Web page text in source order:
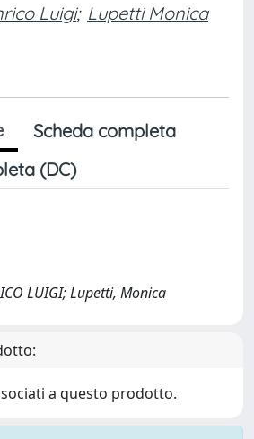
Luigi; Lupetti Monica
Scheda completa
(DC)
LUIGI; Lupetti, Monica
a questo prodotto.